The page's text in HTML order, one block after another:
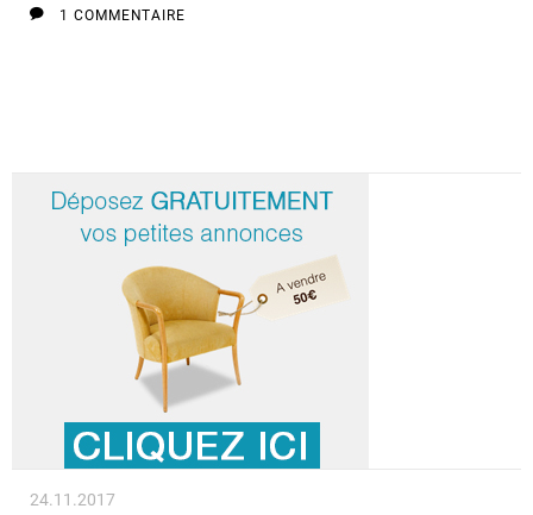
1 COMMENTAIRE
24.11.2017